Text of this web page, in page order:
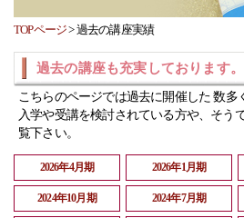
TOPページ>過去の講座実績
過去の講座も充実しております
こちらのページでは過去に開催した 数
入学や受講を検討されている方や、そう
覧下さい。
2026年4月期 2026年1月期
2024年10月期 2024年7月期